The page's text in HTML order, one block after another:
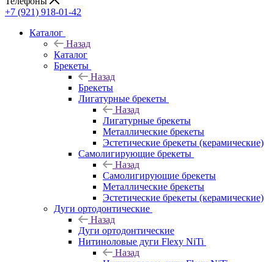
+7 (921) 918-01-42
Каталог
Назад
Каталог
Брекеты
Назад
Брекеты
Лигатурные брекеты
Назад
Лигатурные брекеты
Металлические брекеты
Эстетические брекеты (керамические)
Самолигирующие брекеты
Назад
Самолигирующие брекеты
Металлические брекеты
Эстетические брекеты (керамические)
Дуги ортодонтические
Назад
Дуги ортодонтические
Нитиноловые дуги Flexy NiTi
Назад